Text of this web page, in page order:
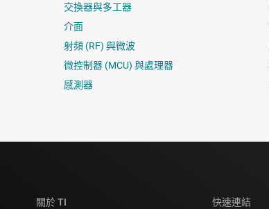
交換器與多工器
介面
射頻 (RF) 與微波
微控制器 (MCU) 與處理器
感測器
關於 TI 快速連結